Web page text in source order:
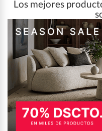
Los mejores